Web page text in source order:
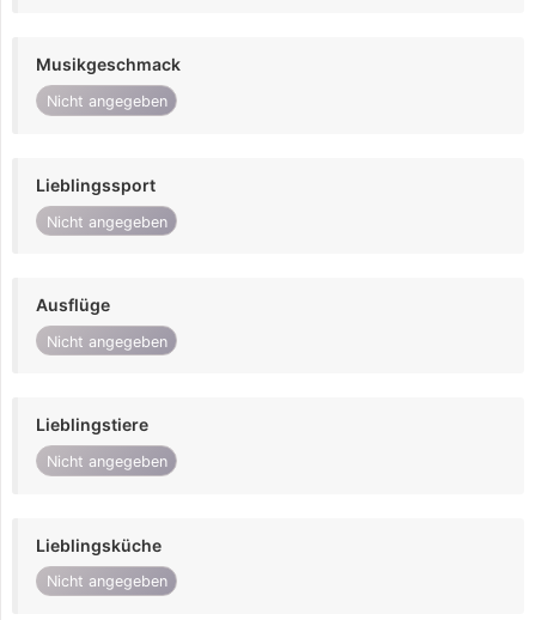
Musikgeschmack
Nicht angegeben
Lieblingssport
Nicht angegeben
Ausflüge
Nicht angegeben
Lieblingstiere
Nicht angegeben
Lieblingsküche
Nicht angegeben